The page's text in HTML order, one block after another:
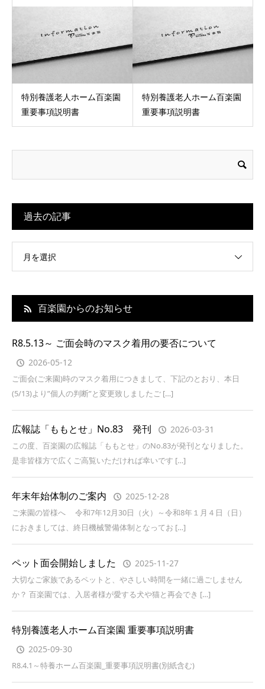
特別養護老人ホーム百楽園
重要事項説明書
特別養護老人ホーム百楽園
重要事項説明書
過去の記事
月を選択
百楽園からのお知らせ
R8.5.13～ ご面会時のマスク着用の要否について
2026-05-12
ご面会(ご来園)時のマスク着用につきまして、下記のとおり、本日
(5/13)より”個人の判断”と変更致しましたご […]
広報誌「ももとせ」No.83 発刊 2026-03-31
この度、百楽園の広報誌「ももとせ」のNo.83が発刊となりました。
是非皆様方で広くご高覧いただければ幸いです […]
年末年始体制のご案内 2025-12-28
ご来園の皆様へ 令和7年12月30日（火）～令和8年１月４日（日）
におきましては、終日機械警備体制となってお […]
ペット面会開始しました 2025-11-27
大切なご家族であるペットと、やさしい時間を一緒に過ごしません
か？ 百楽園では、入居者様が愛する犬や猫と再会でき […]
特別養護老人ホーム百楽園 重要事項説明書
2025-09-30
R8.4.1～特養ホーム百楽園_重要事項説明書(別紙含む)